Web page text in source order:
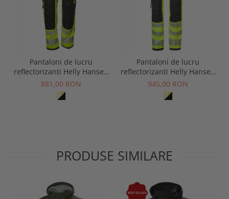
Pantaloni de lucru
reflectorizanti Helly Hansen
ICU Construction CL1
881,00 RON
Pantaloni de lucru
reflectorizanti Helly Hansen
ICU Construction CL2
945,00 RON
PRODUSE SIMILARE